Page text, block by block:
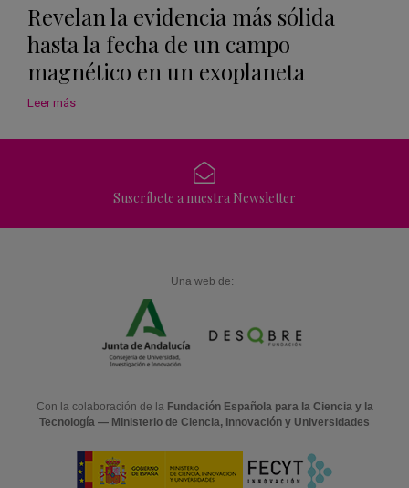
Revelan la evidencia más sólida
hasta la fecha de un campo
magnético en un exoplaneta
Leer más
Suscríbete a nuestra Newsletter
Una web de:
Con la colaboración de la Fundación Española para la Ciencia y la
Tecnología — Ministerio de Ciencia, Innovación y Universidades